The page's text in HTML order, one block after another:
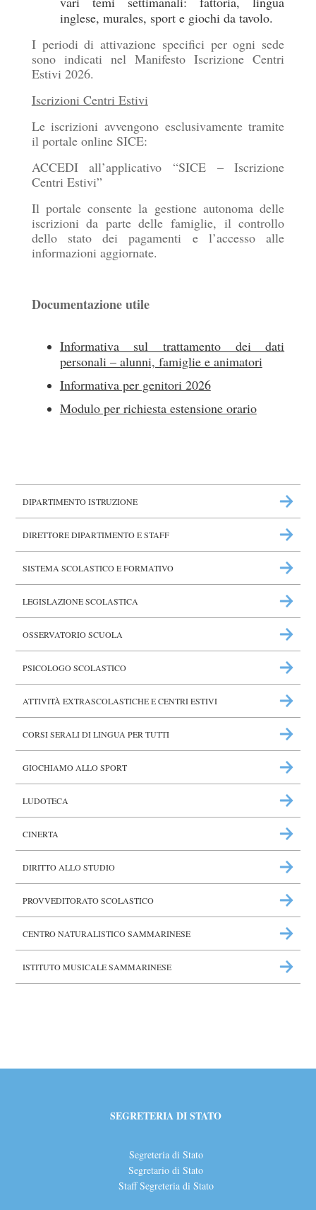
inglese, murales, sport e giochi da tavolo.
I periodi di attivazione specifici per ogni sede
sono indicati nel Manifesto Iscrizione Centri
Estivi 2026.
Iscrizioni Centri Estivi
Le iscrizioni avvengono esclusivamente tramite
il portale online SICE:
ACCEDI all’applicativo “SICE – Iscrizione
Centri Estivi”
Il portale consente la gestione autonoma delle
iscrizioni da parte delle famiglie, il controllo
dello stato dei pagamenti e l’accesso alle
informazioni aggiornate.
Documentazione utile
Informativa sul trattamento dei dati
personali – alunni, famiglie e animatori
Informativa per genitori 2026
Modulo per richiesta estensione orario
DIPARTIMENTO ISTRUZIONE
DIRETTORE DIPARTIMENTO E STAFF
SISTEMA SCOLASTICO E FORMATIVO
LEGISLAZIONE SCOLASTICA
OSSERVATORIO SCUOLA
PSICOLOGO SCOLASTICO
ATTIVITÀ EXTRASCOLASTICHE E CENTRI ESTIVI
CORSI SERALI DI LINGUA PER TUTTI
GIOCHIAMO ALLO SPORT
LUDOTECA
CINERTA
DIRITTO ALLO STUDIO
PROVVEDITORATO SCOLASTICO
CENTRO NATURALISTICO SAMMARINESE
ISTITUTO MUSICALE SAMMARINESE
SEGRETERIA DI STATO
Segreteria di Stato
Segretario di Stato
Staff Segreteria di Stato